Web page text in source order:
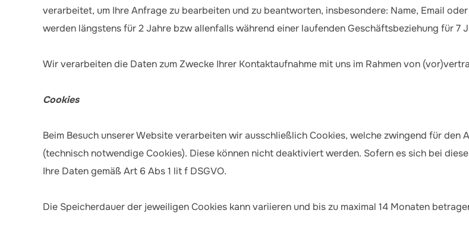
verarbeitet, um Ihre Anfrage zu bearbeiten und zu beantworten, insbesondere: Name, Email
werden längstens für 2 Jahre bzw allenfalls während einer laufenden Geschäftsbeziehung für 7
Wir verarbeiten die Daten zum Zwecke Ihrer Kontaktaufnahme mit uns im Rahmen von
Cookies
Beim Besuch unserer Website verarbeiten wir ausschließlich Cookies, welche zwingend für
(technisch notwendige Cookies). Diese können nicht deaktiviert werden. Sofern es sich bei
Ihre Daten gemäß Art 6 Abs 1 lit f DSGVO.
Die Speicherdauer der jeweiligen Cookies kann variieren und bis zu maximal 14 Monaten